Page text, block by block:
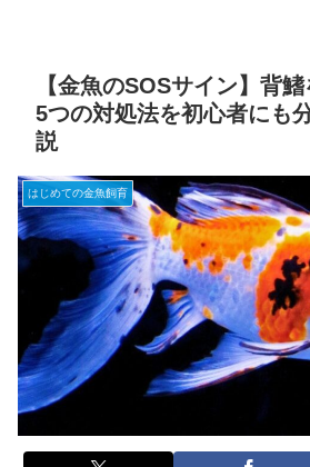
【金魚のSOSサイン】背
5つの対処法を初心者にも
説
はじめての金魚飼育